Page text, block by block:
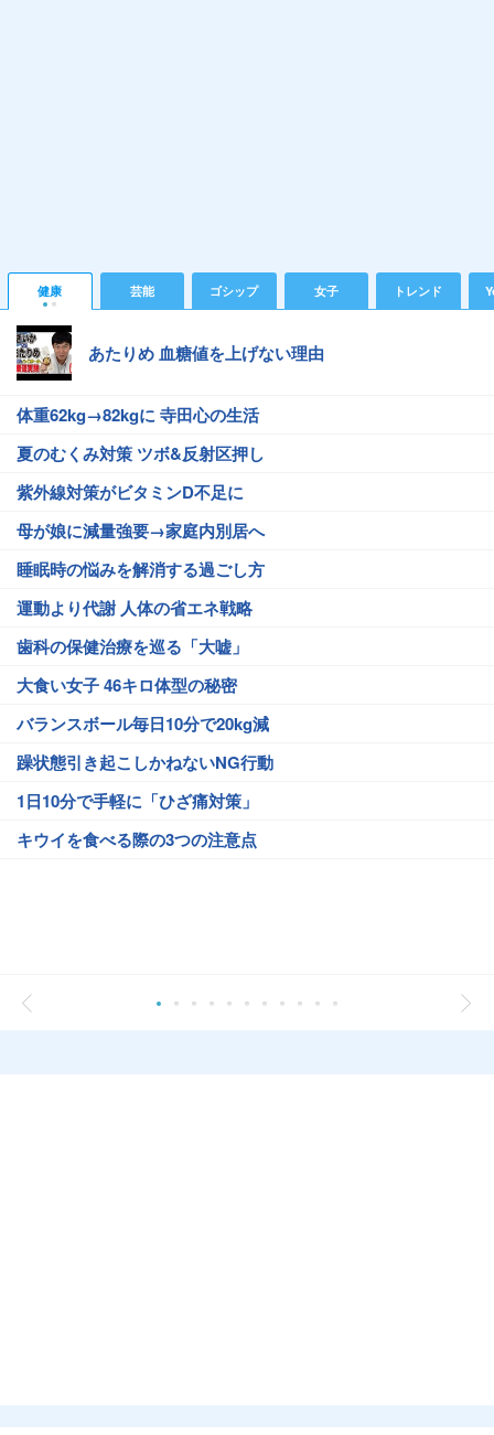
健康 芸能 ゴシップ 女子 トレンド
あたりめ 血糖値を上げない理由
体重62kg→82kgに 寺田心の生活
夏のむくみ対策 ツボ&反射区押し
紫外線対策がビタミンD不足に
母が娘に減量強要→家庭内別居へ
睡眠時の悩みを解消する過ごし方
運動より代謝 人体の省エネ戦略
歯科の保健治療を巡る「大嘘」
大食い女子 46キロ体型の秘密
バランスボール毎日10分で20kg減
躁状態引き起こしかねないNG行動
1日10分で手軽に「ひざ痛対策」
キウイを食べる際の3つの注意点